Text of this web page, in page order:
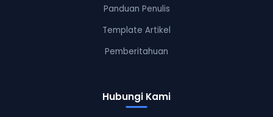
Panduan Penulis
Template Artikel
Pemberitahuan
Hubungi Kami